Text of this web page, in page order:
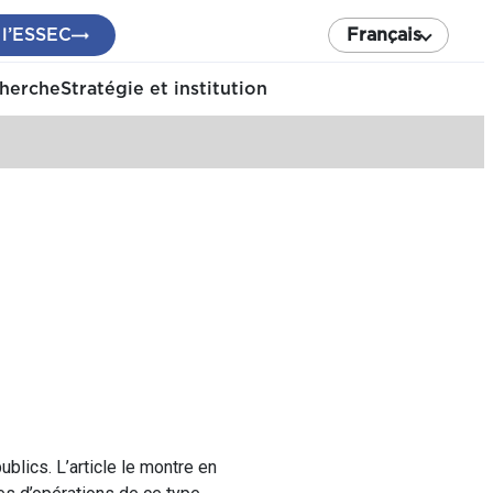
Français
Stratégie et institution
L’article le montre en